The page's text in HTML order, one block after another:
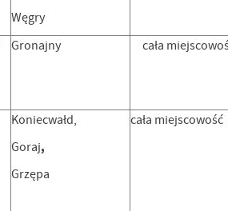
Węgry
Gronajny cała
Koniecwałd,
Goraj,
Grzępa
cała miejscowość